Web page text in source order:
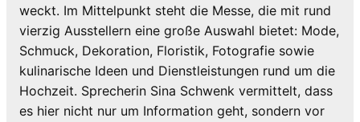
weckt. Im Mittelpunkt steht die Messe, die mit rund
vierzig Ausstellern eine große Auswahl bietet: Mode,
Schmuck, Dekoration, Floristik, Fotografie sowie
kulinarische Ideen und Dienstleistungen rund um die
Hochzeit. Sprecherin Sina Schwenk vermittelt, dass
es hier nicht nur um Information geht, sondern vor